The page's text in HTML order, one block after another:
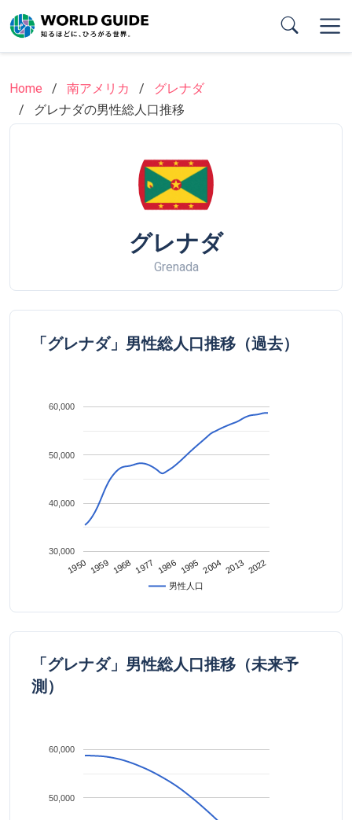
to
main
Home
南アメリカ
グレナダ
グレナダの男性総人口推移
グレナダ
Grenada
「グレナダ」男性総人口推移（過去）
男性人口
1950 1959 1968 1977 1986 1995 2004 2013 2022
30,000
40,000
50,000
60,000
「グレナダ」男性総人口推移（未来予
測）
50,000
60,000